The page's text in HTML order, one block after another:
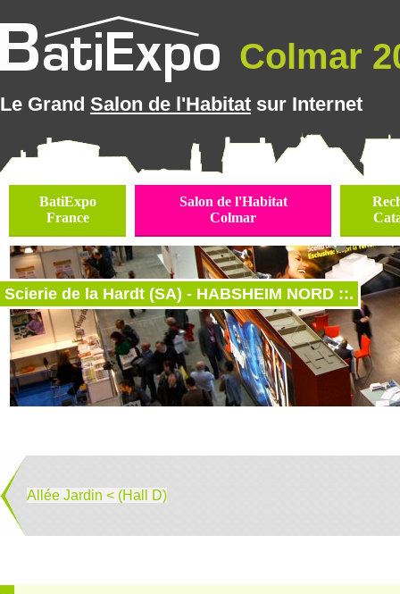
Colmar
Le Grand Salon de l'Habitat sur Internet
BatiExpo
France
Salon de l'Habitat
Colmar
Scierie de la Hardt (SA) - HABSHEIM NORD ::.
Allée Jardin < (Hall D)